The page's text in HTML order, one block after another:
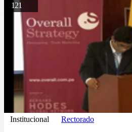
121
Institucional Rectorado